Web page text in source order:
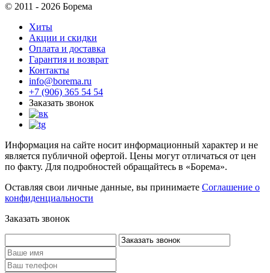
© 2011 - 2026 Борема
Хиты
Акции и скидки
Оплата и доставка
Гарантия и возврат
Контакты
info@borema.ru
+7 (906) 365 54 54
Заказать звонок
Информация на сайте носит информационный характер и не
является публичной офертой. Цены могут отличаться от цен
по факту. Для подробностей обращайтесь в «Борема».
Оставляя свои личные данные, вы принимаете Соглашение о
конфиденциальности
Заказать звонок